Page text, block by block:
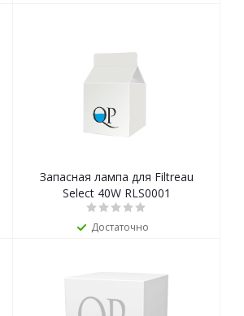
Запасная лампа для Filtreau
Select 40W RLS0001
Достаточно